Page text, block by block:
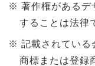
著作権があるデ
することは法律
記載されている
商標または登録